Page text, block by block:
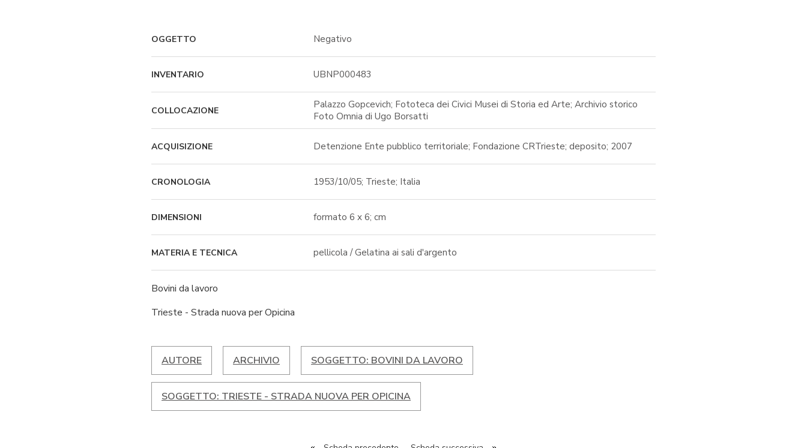
OGGETTO Negativo
INVENTARIO UBNP000483
COLLOCAZIONE
Palazzo Gopcevich; Fototeca dei Civici Musei di Storia ed Arte; Archivio storico
Foto Omnia di Ugo Borsatti
ACQUISIZIONE Detenzione Ente pubblico territoriale; Fondazione CRTrieste; deposito; 2007
CRONOLOGIA 1953/10/05; Trieste; Italia
DIMENSIONI formato 6 x 6; cm
MATERIA E TECNICA pellicola / Gelatina ai sali d'argento
Bovini da lavoro
Trieste - Strada nuova per Opicina
AUTORE ARCHIVIO SOGGETTO: BOVINI DA LAVORO
SOGGETTO: TRIESTE - STRADA NUOVA PER OPICINA